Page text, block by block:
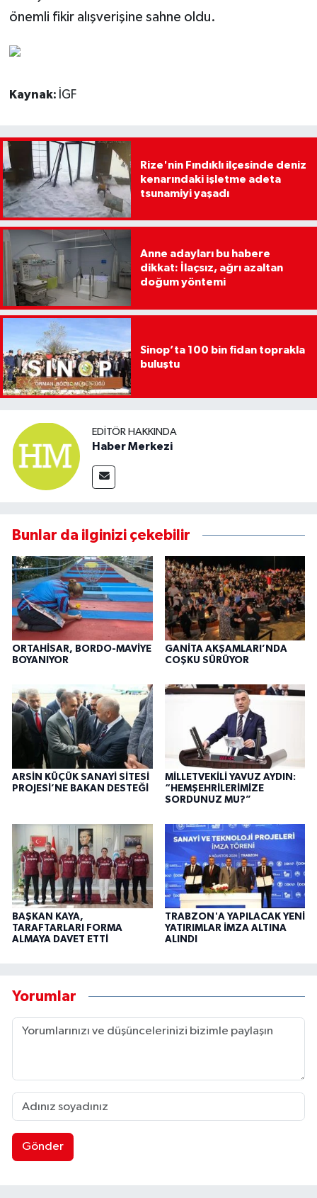
önemli fikir alışverişine sahne oldu.
Kaynak: İGF
Rize'nin Fındıklı ilçesinde deniz
kenarındaki işletme adeta
tsunamiyi yaşadı
Anne adayları bu habere
dikkat: İlaçsız, ağrı azaltan
doğum yöntemi
Sinop’ta 100 bin fidan toprakla
buluştu
EDITÖR HAKKINDA
Haber Merkezi
Bunlar da ilginizi çekebilir
ORTAHİSAR, BORDO-MAVİYE
BOYANIYOR
GANİTA AKŞAMLARI’NDA
COŞKU SÜRÜYOR
ARSİN KÜÇÜK SANAYİ SİTESİ
PROJESİ’NE BAKAN DESTEĞİ
MİLLETVEKİLİ YAVUZ AYDIN:
“HEMŞEHRİLERİMİZE
SORDUNUZ MU?”
BAŞKAN KAYA,
TARAFTARLARI FORMA
ALMAYA DAVET ETTİ
TRABZON'A YAPILACAK YENİ
YATIRIMLAR İMZA ALTINA
ALINDI
Yorumlar
Gönder